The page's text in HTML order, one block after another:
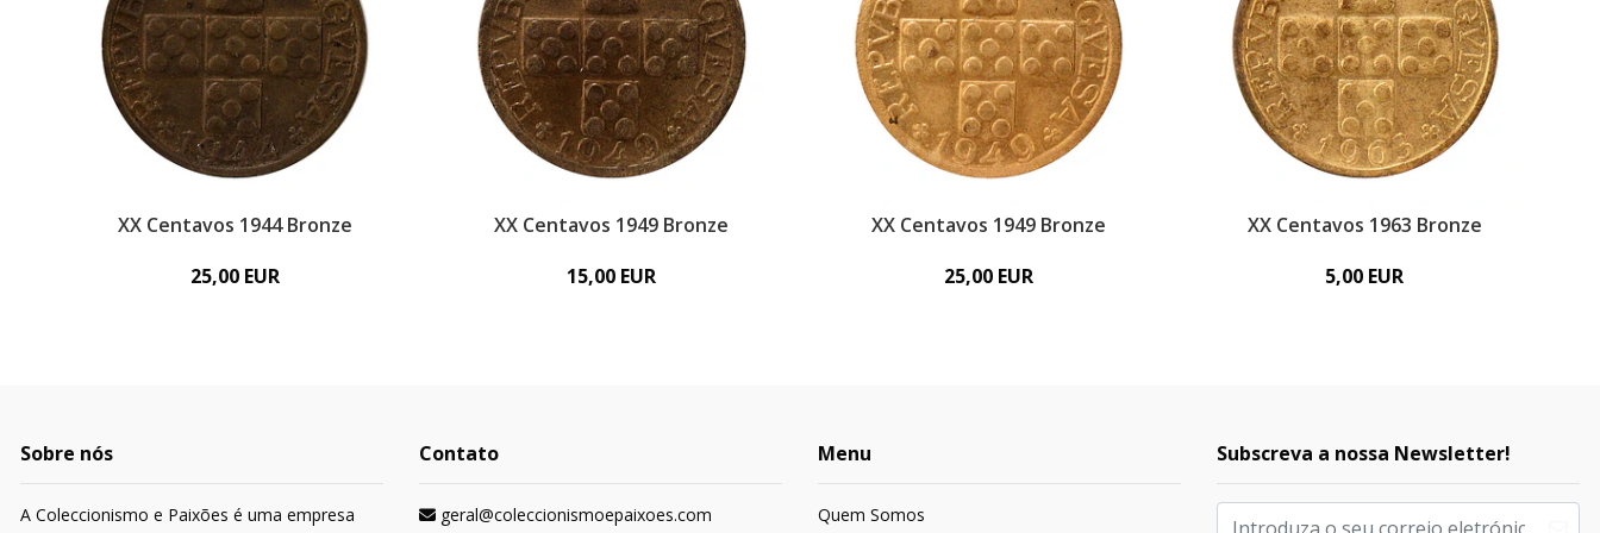
XX Centavos 1944 Bronze
25,00 EUR
XX Centavos 1949 Bronze
15,00 EUR
XX Centavos 1949 Bronze
25,00 EUR
XX Centavos 1963 Bronze
5,00 EUR
Sobre nós
A Coleccionismo e Paixões é uma empresa
Contato
geral@coleccionismoepaixoes.com
Menu
Quem Somos
Subscreva a nossa Newsletter!